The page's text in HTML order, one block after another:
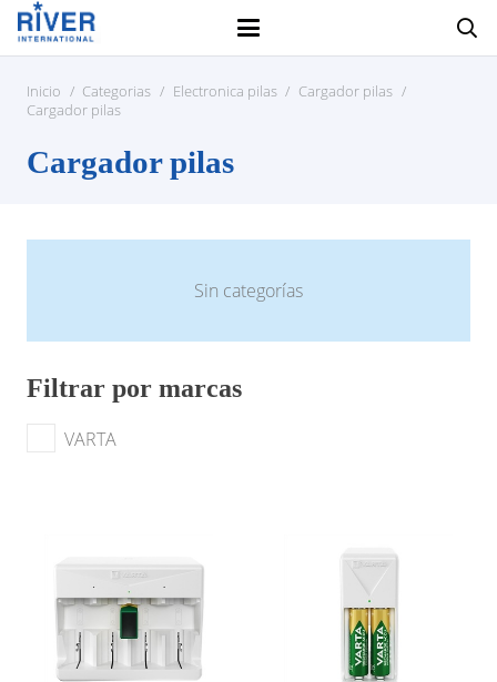
Inicio / Categorias / Electronica pilas / Cargador pilas /
Cargador pilas
Cargador pilas
Sin categorías
Filtrar por marcas
VARTA